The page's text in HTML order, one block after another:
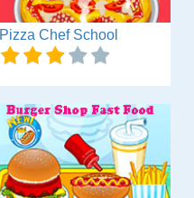
Pizza Chef School